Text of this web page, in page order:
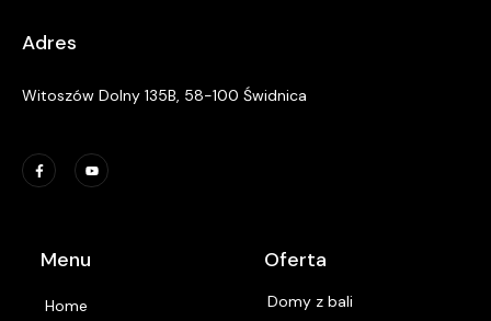
Adres
Witoszów Dolny 135B, 58-100 Świdnica
Menu
Home
Oferta
Domy z bali